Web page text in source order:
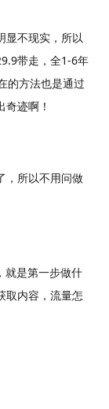
显不现实，所以
带走，全1-6年
的方法也是通过
迹啊！
，所以不用问做
就是第一步做什
取内容，流量怎